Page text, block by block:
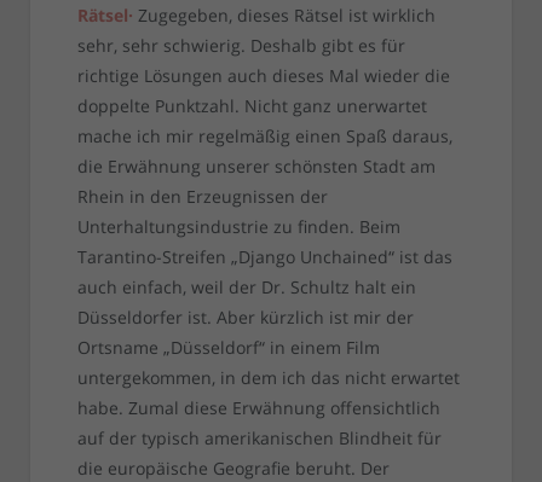
Rätsel· Zugegeben, dieses Rätsel ist wirklich
sehr, sehr schwierig. Deshalb gibt es für
richtige Lösungen auch dieses Mal wieder die
doppelte Punktzahl. Nicht ganz unerwartet
mache ich mir regelmäßig einen Spaß daraus,
die Erwähnung unserer schönsten Stadt am
Rhein in den Erzeugnissen der
Unterhaltungsindustrie zu finden. Beim
Tarantino-Streifen „Django Unchained“ ist das
auch einfach, weil der Dr. Schultz halt ein
Düsseldorfer ist. Aber kürzlich ist mir der
Ortsname „Düsseldorf“ in einem Film
untergekommen, in dem ich das nicht erwartet
habe. Zumal diese Erwähnung offensichtlich
auf der typisch amerikanischen Blindheit für
die europäische Geografie beruht. Der